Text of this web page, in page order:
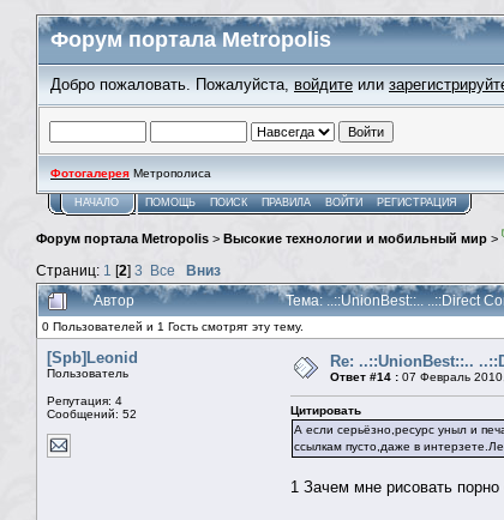
Форум портала Metropolis
Добро пожаловать. Пожалуйста, войдите или
Фотогалерея Метрополиса
НАЧАЛО ПОМОЩЬ ПОИСК ПРАВИЛА ВОЙТИ РЕГИСТРАЦИЯ
Форум портала Metropolis > Высокие технологии и мобильный мир >
Страниц: 1 [2] 3 Все Вниз
Автор Тема: ..::UnionBest::.. ..::Direct
0 Пользователей и 1 Гость смотрят эту тему.
[Spb]Leonid
Пользователь
Репутация: 4
Сообщений: 52
Re: ..::UnionBest::..
Ответ #14 : 07 Февраль
Цитировать
А если серьёзно,ресурс уныл и
ссылкам пусто,даже в
1 Зачем мне рисовать